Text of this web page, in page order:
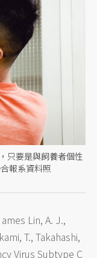
只要是與飼養者個性
報系資料照
Lin, A. J.,
T., Takahashi,
Virus Subtype C